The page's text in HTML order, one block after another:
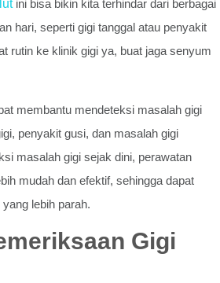
ini bisa bikin kita terhindar dari berbagai
hari, seperti gigi tanggal atau penyakit
rutin ke klinik gigi ya, buat jaga senyum
membantu mendeteksi masalah gigi
penyakit gusi, dan masalah gigi
masalah gigi sejak dini, perawatan
mudah dan efektif, sehingga dapat
lebih parah.
Gigi